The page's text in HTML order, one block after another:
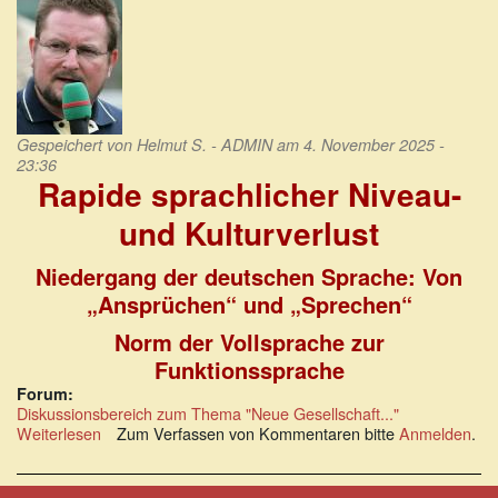
Gespeichert von Helmut S. - ADMINam 4. November 2025 -
23:36
Rapide sprachlicher Niveau-
und Kulturverlust
Niedergang der deutschen Sprache: Von
„Ansprüchen“ und „Sprechen“
Norm der Vollsprache zur
Funktionssprache
Forum:
Diskussionsbereich zum Thema "Neue Gesellschaft..."
Weiterlesen über
sprachlicher
Niveau-
Zum Verfassen von Kommentaren bitteAnmelden.